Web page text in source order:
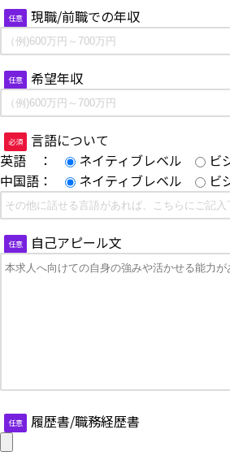
任意 現職/前職での年収
任意 希望年収
必須
言語について
英語 ：
ネイティブレベル ビ
中国語：
ネイティブレベル ビ
任意 自己アピール文
任意 履歴書/職務経歴書